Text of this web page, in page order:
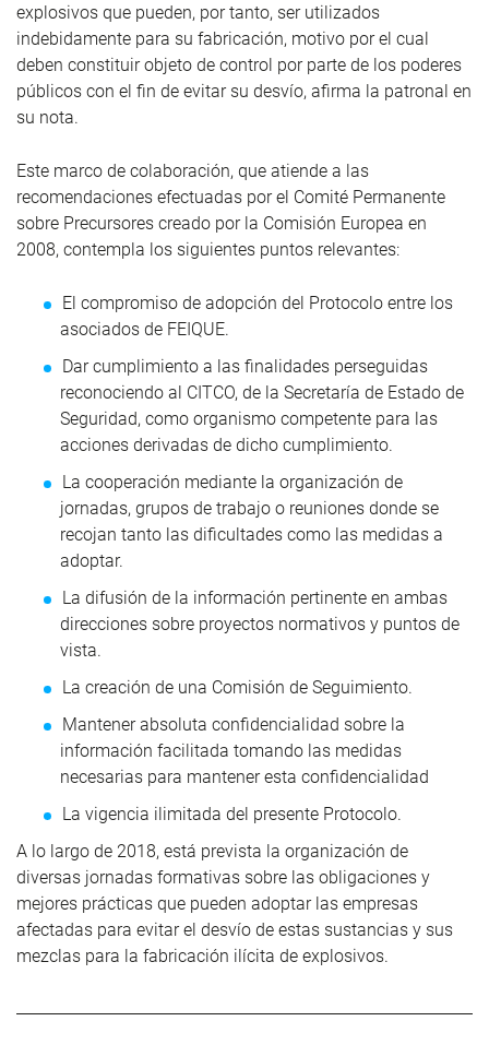
explosivos que pueden, por tanto, ser utilizados
indebidamente para su fabricación, motivo por el cual
deben constituir objeto de control por parte de los poderes
públicos con el fin de evitar su desvío, afirma la patronal en
su nota.
Este marco de colaboración, que atiende a las
recomendaciones efectuadas por el Comité Permanente
sobre Precursores creado por la Comisión Europea en
2008, contempla los siguientes puntos relevantes:
El compromiso de adopción del Protocolo entre los
asociados de FEIQUE.
Dar cumplimiento a las finalidades perseguidas
reconociendo al CITCO, de la Secretaría de Estado de
Seguridad, como organismo competente para las
acciones derivadas de dicho cumplimiento.
La cooperación mediante la organización de
jornadas, grupos de trabajo o reuniones donde se
recojan tanto las dificultades como las medidas a
adoptar.
La difusión de la información pertinente en ambas
direcciones sobre proyectos normativos y puntos de
vista.
La creación de una Comisión de Seguimiento.
Mantener absoluta confidencialidad sobre la
información facilitada tomando las medidas
necesarias para mantener esta confidencialidad
La vigencia ilimitada del presente Protocolo.
A lo largo de 2018, está prevista la organización de
diversas jornadas formativas sobre las obligaciones y
mejores prácticas que pueden adoptar las empresas
afectadas para evitar el desvío de estas sustancias y sus
mezclas para la fabricación ilícita de explosivos.